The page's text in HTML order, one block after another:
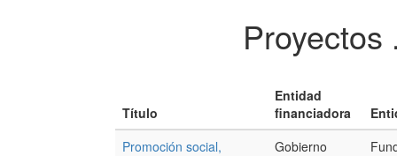
Título
Entidad
financiadora
Promoción social,
Gobierno